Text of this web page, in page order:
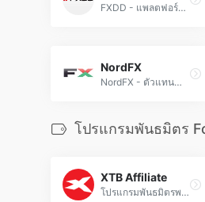
FXDD - แพลตฟอร์มเทรดฟอเร็กซ์และ CFD ที่ได้รับการรับรอง เส้นต่ำและเลเวอเรจสูง พร้อมบริการลูกค้าตลอด 24 ชั่วโมง
NordFX
NordFX - ตัวแทนจำหน่าย Forex และ CFD ที่ได้รับอนุญาต เส้นทางที่ปลอดภัยสู่การเทรดสกุลเงินและสินทรัพย์ดิจิทัล
โปรแกรมพันธมิตร
XTB Affiliate
โปรแกรมพันธมิตรพร้อมค่าคอมมิชชั่นที่น่าสนใจ และการสนับสนุนหลายภาษาเพื่อการเติบโตทั่วโลก